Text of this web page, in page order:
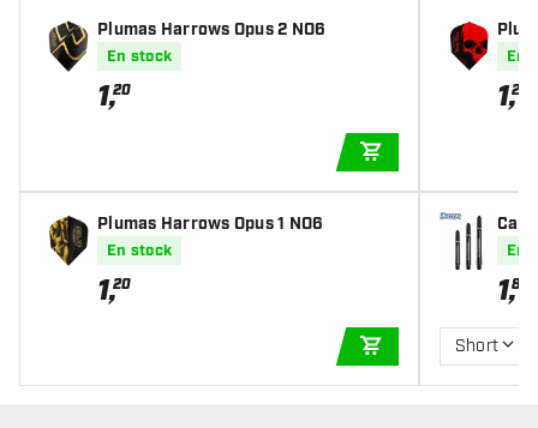
Plumas Harrows Opus 2 NO6
En stock
1,20
Plumas Harrows Opus 1 NO6
En stock
1,20
AÑADIR A LA
NO6
En
1,20
En
1,80
Short